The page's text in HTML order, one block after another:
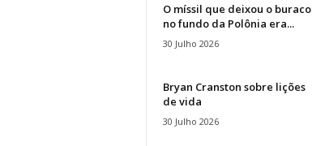
O míssil que deixou o buraco
no fundo da Polônia era...
30 Julho 2026
Bryan Cranston sobre lições
de vida
30 Julho 2026